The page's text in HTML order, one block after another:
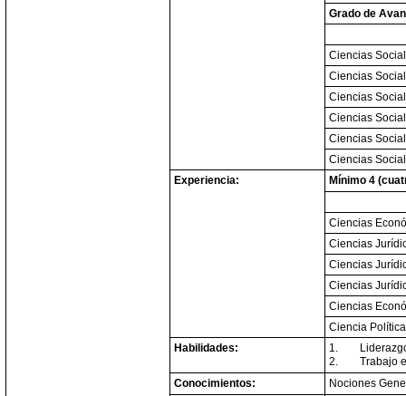
Grado de
Ciencias
Ciencias
Ciencias
Ciencias
Ciencias
Ciencias
Experiencia:
Mínimo 4
Ciencias
Ciencias
Ciencias
Ciencias
Ciencias
Ciencia Política
Habilidades:
1.
2.
Trabajo
Conocimientos:
Nociones